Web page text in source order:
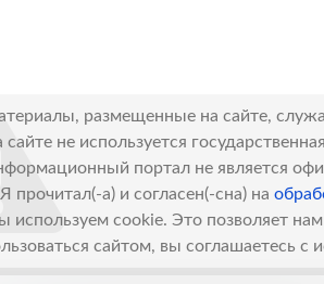
размещенные на сайте,
сайте не используется
портал не является
Я прочитал(-а) и согласен(-сна) на
используем cookie. Это позволяет
сайтом, вы соглашаетесь с